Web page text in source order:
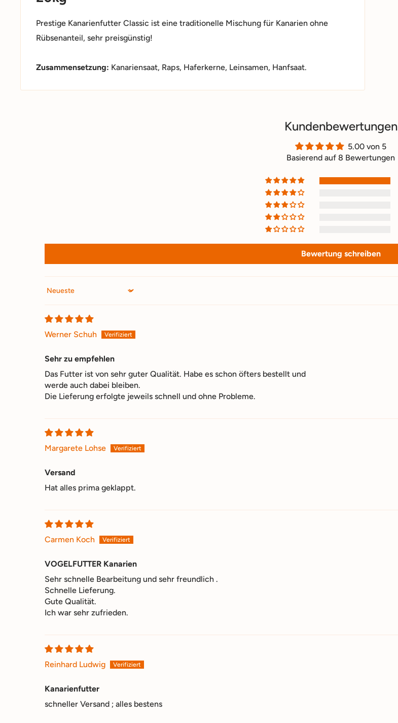
Prestige Kanarienfutter Classic ist eine traditionelle Mischung für Kanarien ohne
Rübsenanteil, sehr preisgünstig!
Zusammensetzung: Kanariensaat, Raps, Haferkerne, Leinsamen, Hanfsaat.
Kundenbewertungen
5.00 von 5
Basierend auf 8 Bewertungen
Bewertung schreiben
Sort by
Werner Schuh
Sehr zu empfehlen
Das Futter ist von sehr guter Qualität. Habe es schon öfters bestellt und
werde auch dabei bleiben.
Die Lieferung erfolgte jeweils schnell und ohne Probleme.
Margarete Lohse
Versand
Hat alles prima geklappt.
Carmen Koch
VOGELFUTTER Kanarien
Sehr schnelle Bearbeitung und sehr freundlich .
Schnelle Lieferung.
Gute Qualität.
Ich war sehr zufrieden.
Reinhard Ludwig
Kanarienfutter
schneller Versand ; alles bestens